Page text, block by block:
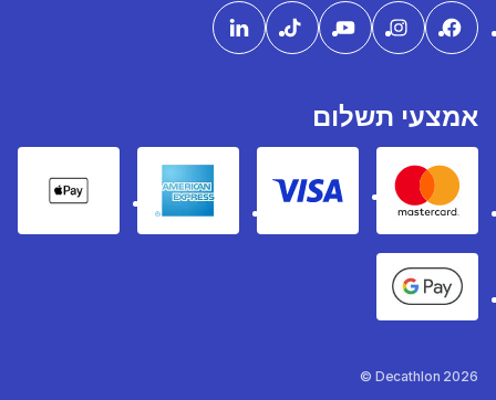
אמצעי תשלום
Mastercard
Visa
American express
Pay
Google Pay
Decathlon 2026 ©